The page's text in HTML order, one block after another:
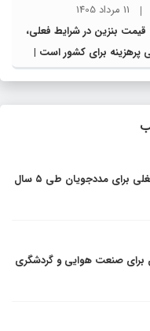
11 مرداد 1405
قیمت بنزین در شرایط فعلی،
پرهزینه برای کشور است |
سوخت و عوامل اصلی
ایجاد 2 هزار فرصت شغلی برای مددجویان طی ۵ سال
برای صنعت هوایی و گردشگری